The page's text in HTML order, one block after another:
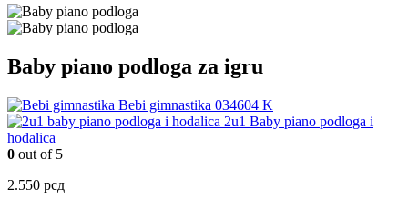
Baby piano podloga za igru
Bebi gimnastika 034604 K
2u1 Baby piano podloga i
hodalica
0 out of 5
2.550 рсд